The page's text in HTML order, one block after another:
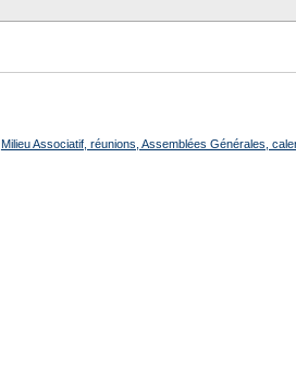
Milieu Associatif, réunions, Assemblées Générales,